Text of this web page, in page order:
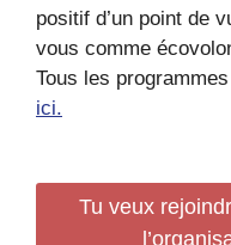
positif d’un point de
vous comme
Tous les
ici.
Tu veux